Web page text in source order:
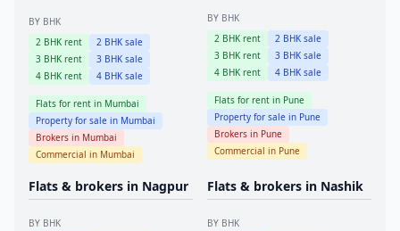
BY BHK
2 BHK rent 2 BHK sale
3 BHK rent 3 BHK sale
4 BHK rent 4 BHK sale
Flats for rent in Mumbai
Property for sale in Mumbai
Brokers in Mumbai
Commercial in Mumbai
BY BHK
2 BHK rent 2 BHK sale
3 BHK rent 3 BHK sale
4 BHK rent 4 BHK sale
Flats for rent in Pune
Property for sale in Pune
Brokers in Pune
Commercial in Pune
Flats & brokers in Nagpur
BY BHK
Flats & brokers in Nashik
BY BHK